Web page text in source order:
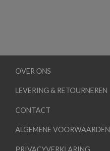
OVER ONS
LEVERING & RETOURNEREN
CONTACT
ALGEMENE VOORWAARDEN
PRIVACYVERKLARING